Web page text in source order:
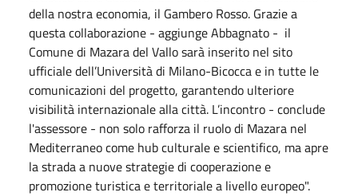
della nostra economia, il Gambero Rosso. Grazie a
questa collaborazione - aggiunge Abbagnato - il
Comune di Mazara del Vallo sarà inserito nel sito
ufficiale dell’Università di Milano-Bicocca e in tutte le
comunicazioni del progetto, garantendo ulteriore
visibilità internazionale alla città. L’incontro - conclude
l'assessore - non solo rafforza il ruolo di Mazara nel
Mediterraneo come hub culturale e scientifico, ma apre
la strada a nuove strategie di cooperazione e
promozione turistica e territoriale a livello europeo".